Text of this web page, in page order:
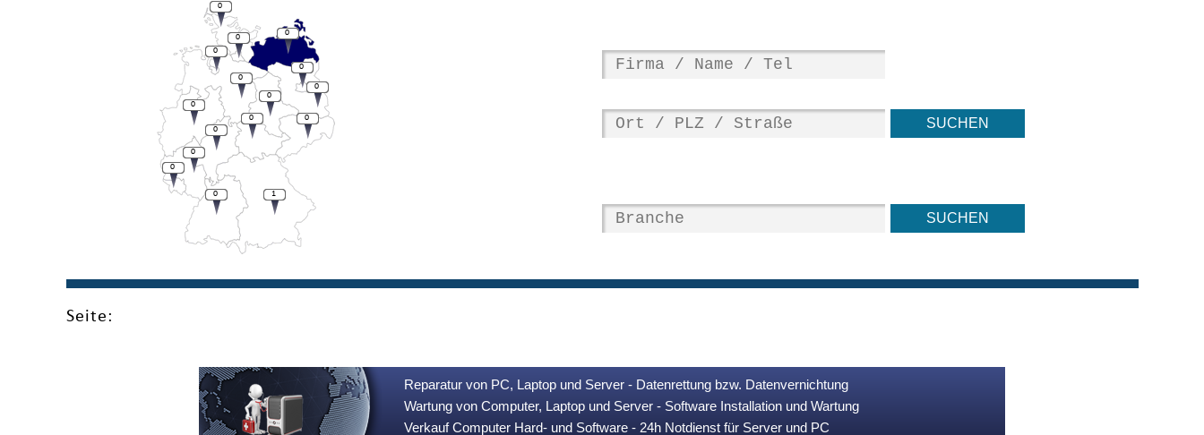
0
0
0
0
0
0
0
0
0
0
0
0
0
0
0
1
Seite:
Reparatur von PC, Laptop und Server - Datenrettung bzw. Datenvernichtung
Wartung von Computer, Laptop und Server - Software Installation und Wartung
Verkauf Computer Hard- und Software - 24h Notdienst für Server und PC